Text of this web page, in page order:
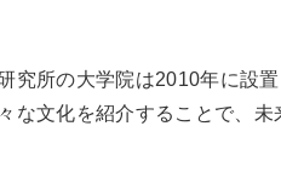
究所の大学院は2010年に設
な文化を紹介することで、